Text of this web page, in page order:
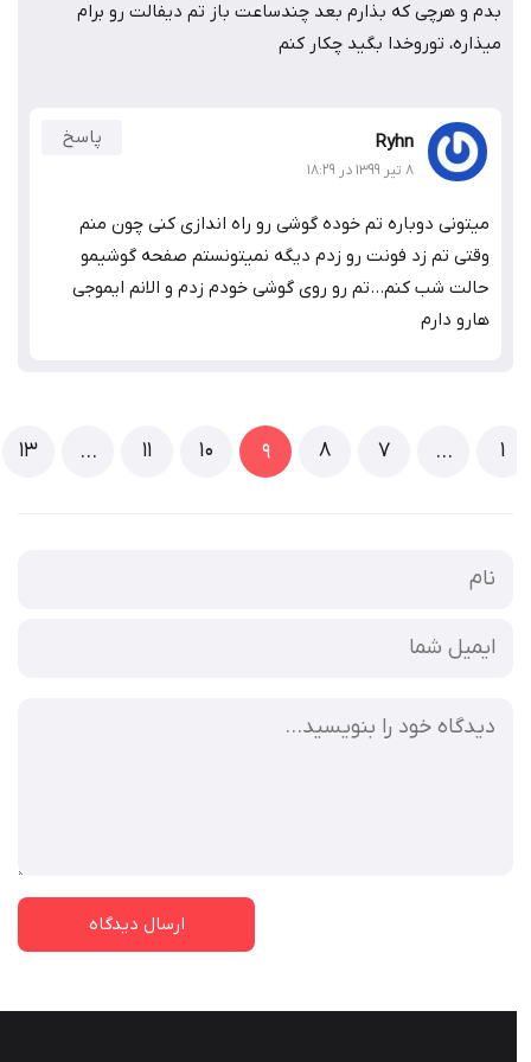
هرچی که بذارم بعد چندساعت باز تم دیفالت رو برام
توروخدا بگید چکار کنم
Ryhn
۸ تیر ۱۳۹۹ در ۱۸:۲۹
دوباره تم خوده گوشی رو راه اندازی کنی چون منم
تم زد فونت رو زدم دیگه نمیتونستم صفحه گوشیمو
شب کنم…تم رو روی گوشی خودم زدم و الانم ایموجی
دارم
…
7
8
9
10
11
…
13